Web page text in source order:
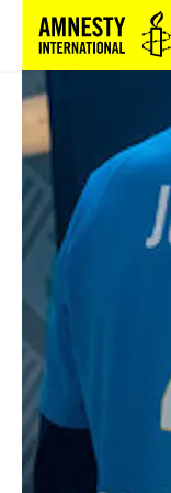
Sla navigatie over